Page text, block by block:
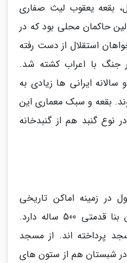
بقعه یعقوب لیث صفاری
حاکمان محلی بود که در
استقلال از دست رفته
جنگ با اعراب کشته شد.
ایرانی ها زیادی به
بقعه و سبک معماری این
گنبد هم از گنبدخانه
در زمینه اماکن تاریخی
مسجد جامع دزفول است. این بنا قدمتی 500 ساله دارد.
پرداخته اند. از مسجد
شبستان هم از ستون های